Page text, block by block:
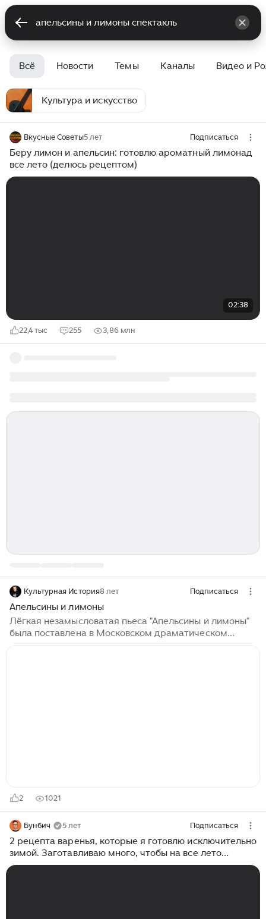
Всё Новости Темы Каналы Видео и
Культура и искусство
Вкусные Советы5 лет Подписаться
Беру лимон и апельсин: готовлю ароматный лимонад
все лето (делюсь рецептом)
02:38
22,4 тыс 255 3,86 млн
Культурная История8 лет Подписаться
Апельсины и лимоны
Лёгкая незамысловатая пьеса "Апельсины и лимоны"
была поставлена в Московском драматическом
2 1021
Бунбич 5 лет Подписаться
2 рецепта варенья, которые я готовлю исключительно
зимой. Заготавливаю много, чтобы на все лето
хватило